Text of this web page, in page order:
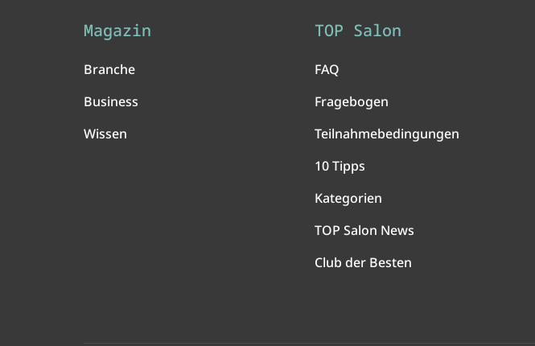
Magazin
Branche
Business
Wissen
TOP Salon
FAQ
Fragebogen
Teilnahmebedingungen
10 Tipps
Kategorien
TOP Salon News
Club der Besten